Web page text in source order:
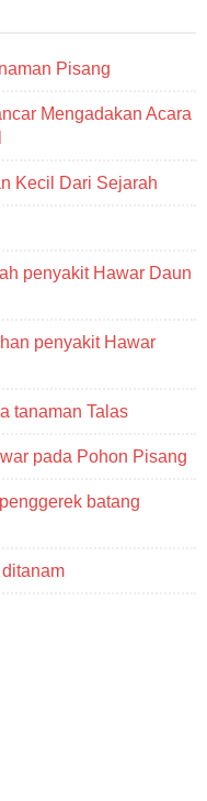
Pisang
Mengadakan Acara
Kecil Dari Sejarah
penyakit Hawar Daun
penyakit Hawar
tanaman Talas
pada Pohon Pisang
batang